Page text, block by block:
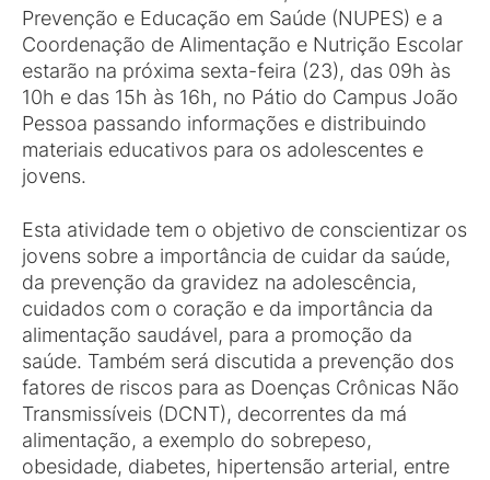
Prevenção e Educação em Saúde (NUPES) e a
Coordenação de Alimentação e Nutrição Escolar
estarão na próxima sexta-feira (23), das 09h às
10h e das 15h às 16h, no Pátio do Campus João
Pessoa passando informações e distribuindo
materiais educativos para os adolescentes e
jovens.
Esta atividade tem o objetivo de conscientizar os
jovens sobre a importância de cuidar da saúde,
da prevenção da gravidez na adolescência,
cuidados com o coração e da importância da
alimentação saudável, para a promoção da
saúde. Também será discutida a prevenção dos
fatores de riscos para as Doenças Crônicas Não
Transmissíveis (DCNT), decorrentes da má
alimentação, a exemplo do sobrepeso,
obesidade, diabetes, hipertensão arterial, entre